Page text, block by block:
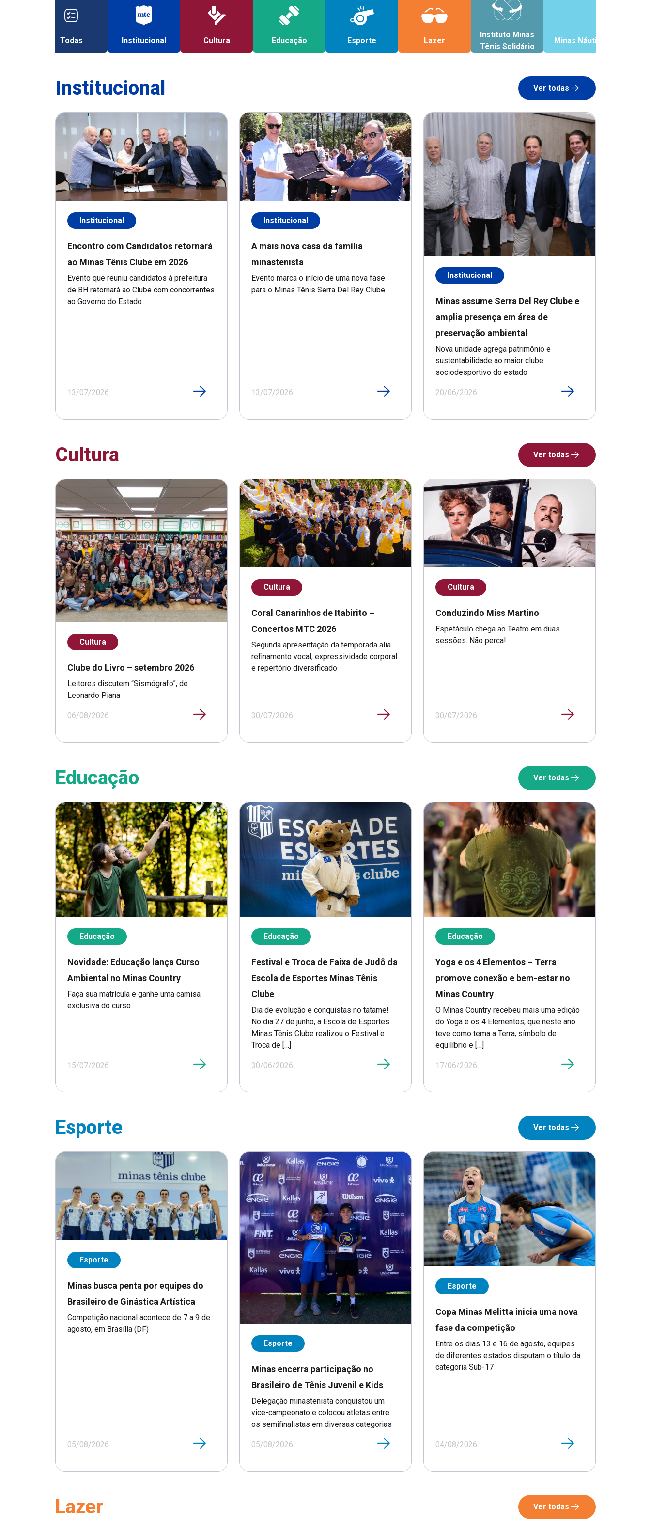
Todas Institucional Cultura Educação Esporte Lazer
Instituto Minas
Tênis Solidário
Minas Náutico
Institucional Ver todas
Institucional
Encontro com Candidatos retornará
ao Minas Tênis Clube em 2026
Evento que reuniu candidatos à prefeitura
de BH retornará ao Clube com concorrentes
ao Governo do Estado
13/07/2026
Institucional
A mais nova casa da família
minastenista
Evento marca o início de uma nova fase
para o Minas Tênis Serra Del Rey Clube
13/07/2026
Institucional
Minas assume Serra Del Rey Clube e
amplia presença em área de
preservação ambiental
Nova unidade agrega patrimônio e
sustentabilidade ao maior clube
sociodesportivo do estado
20/06/2026
Cultura Ver todas
Cultura
Clube do Livro – setembro 2026
Leitores discutem “Sismógrafo”, de
Leonardo Piana
06/08/2026
Cultura
Coral Canarinhos de Itabirito –
Concertos MTC 2026
Segunda apresentação da temporada alia
refinamento vocal, expressividade corporal
e repertório diversificado
30/07/2026
Cultura
Conduzindo Miss Martino
Espetáculo chega ao Teatro em duas
sessões. Não perca!
30/07/2026
Educação Ver todas
Educação
Novidade: Educação lança Curso
Ambiental no Minas Country
Faça sua matrícula e ganhe uma camisa
exclusiva do curso
15/07/2026
Educação
Festival e Troca de Faixa de Judô da
Escola de Esportes Minas Tênis
Clube
Dia de evolução e conquistas no tatame!
No dia 27 de junho, a Escola de Esportes
Minas Tênis Clube realizou o Festival e
Troca de […]
30/06/2026
Educação
Yoga e os 4 Elementos – Terra
promove conexão e bem-estar no
Minas Country
O Minas Country recebeu mais uma edição
do Yoga e os 4 Elementos, que neste ano
teve como tema a Terra, símbolo de
equilíbrio e […]
17/06/2026
Esporte Ver todas
Esporte
Minas busca penta por equipes do
Brasileiro de Ginástica Artística
Competição nacional acontece de 7 a 9 de
agosto, em Brasília (DF)
05/08/2026
Esporte
Minas encerra participação no
Brasileiro de Tênis Juvenil e Kids
Delegação minastenista conquistou um
vice-campeonato e colocou atletas entre
os semifinalistas em diversas categorias
05/08/2026
Esporte
Copa Minas Melitta inicia uma nova
fase da competição
Entre os dias 13 e 16 de agosto, equipes
de diferentes estados disputam o título da
categoria Sub-17
04/08/2026
Lazer Ver todas